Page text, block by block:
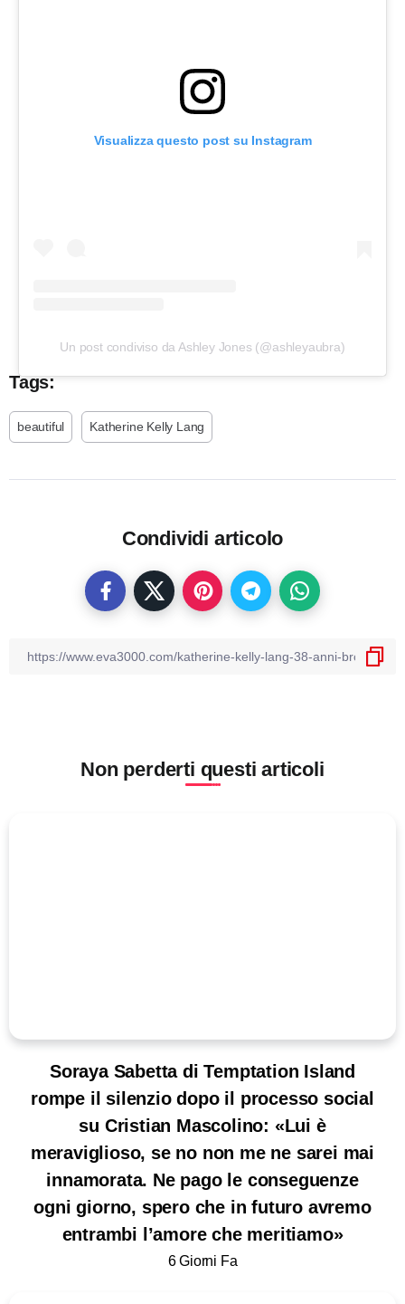
Visualizza questo post su Instagram
Un post condiviso da Ashley Jones (@ashleyaubra)
Tags:
beautiful Katherine Kelly Lang
Condividi articolo
Non perderti questi articoli
Soraya Sabetta di Temptation Island
rompe il silenzio dopo il processo social
su Cristian Mascolino: «Lui è
meraviglioso, se no non me ne sarei mai
innamorata. Ne pago le conseguenze
ogni giorno, spero che in futuro avremo
entrambi l’amore che meritiamo»
6 Giorni Fa